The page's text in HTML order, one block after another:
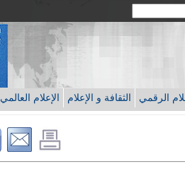
الرقمي الثقافة و الإعلام الإعلام العالمي